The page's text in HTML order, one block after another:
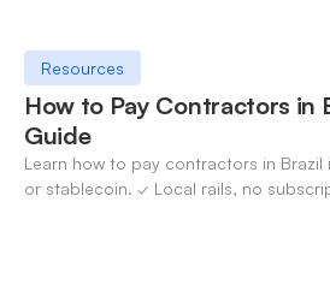
Resources
How to Pay Contractors in
Guide
Learn how to pay contractors in Brazil
or stablecoin. ✓ Local rails, no